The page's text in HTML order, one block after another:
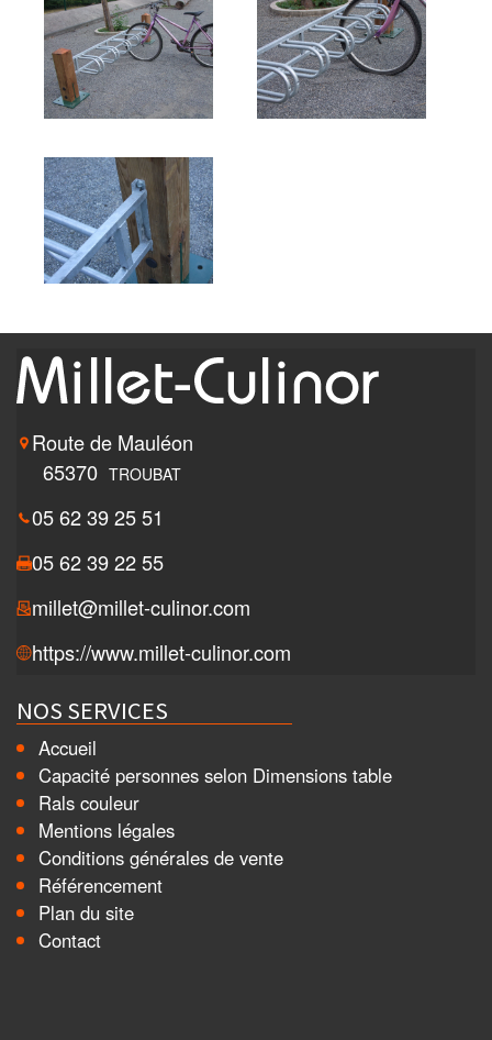
Route de Mauléon
65370 TROUBAT
05 62 39 25 51
05 62 39 22 55
millet@millet-culinor.com
https://www.millet-culinor.com
NOS SERVICES
Accueil
Capacité personnes selon Dimensions table
Rals couleur
Mentions légales
Conditions générales de vente
Référencement
Plan du site
Contact